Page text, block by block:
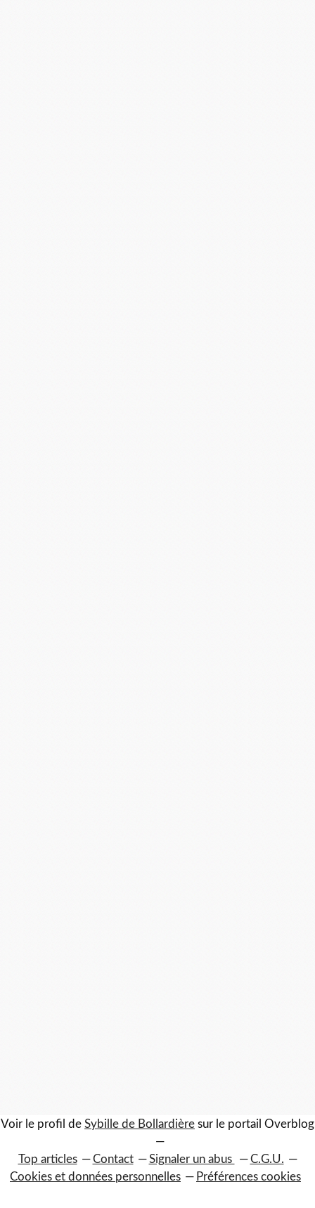
Voir le profil de Sybille de Bollardière sur le portail Overblog
Top articles Contact Signaler un abus
C.G.U.
Cookies et données personnelles
Préférences cookies